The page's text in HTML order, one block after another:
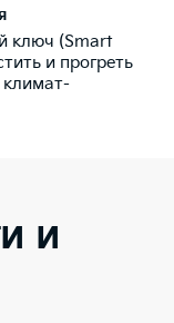
ключ (Smart
и прогреть
климат-
и